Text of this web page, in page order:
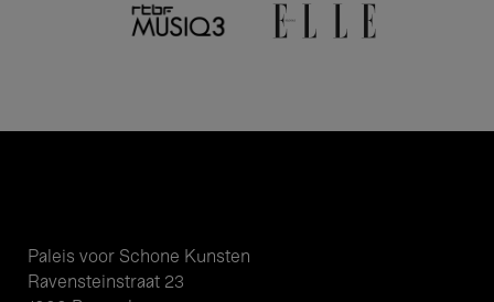
Paleis voor Schone Kunsten
Ravensteinstraat 23